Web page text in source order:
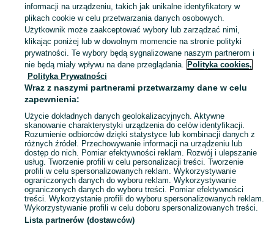
KATEGORIA
Skorzystaj z największego serwisu ogłoszeniowego - Cieszacin Wielki i okolice! Kupuj to, czego pragniesz i sprzedawaj to, czego już nie potrzebujesz! Zobacz
Mapa kategorii
Mapa miejscowości
Mapa ministron
Popularne wyszukiwania
informacji na urządzeniu, takich jak unikalne identyfikatory w
plikach cookie w celu przetwarzania danych osobowych.
Użytkownik może zaakceptować wybory lub zarządzać nimi,
klikając poniżej lub w dowolnym momencie na stronie polityki
prywatności. Te wybory będą sygnalizowane naszym partnerom i
nie będą miały wpływu na dane przeglądania. Polityka cookies,
Polityka Prywatności
Wraz z naszymi partnerami przetwarzamy dane w celu
zapewnienia:
Użycie dokładnych danych geolokalizacyjnych. Aktywne
skanowanie charakterystyki urządzenia do celów identyfikacji.
Rozumienie odbiorców dzięki statystyce lub kombinacji danych z
różnych źródeł. Przechowywanie informacji na urządzeniu lub
dostęp do nich. Pomiar efektywności reklam. Rozwój i ulepszanie
usług. Tworzenie profili w celu personalizacji treści. Tworzenie
profili w celu spersonalizowanych reklam. Wykorzystywanie
ograniczonych danych do wyboru reklam. Wykorzystywanie
ograniczonych danych do wyboru treści. Pomiar efektywności
treści. Wykorzystanie profili do wyboru spersonalizowanych reklam.
Wykorzystywanie profili w celu doboru spersonalizowanych treści.
Lista partnerów (dostawców)